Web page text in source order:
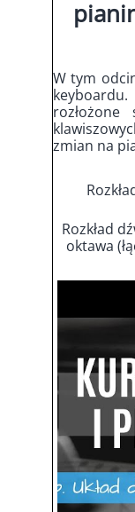
W tym
keyboardu.
zmian na
Rozkład
oktawa